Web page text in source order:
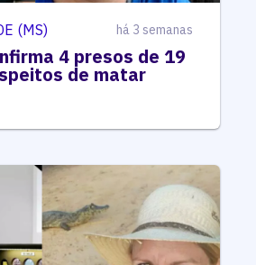
(MS) há 3 semanas
4 presos de 19
de matar